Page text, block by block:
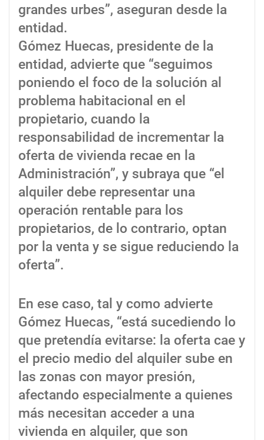
grandes urbes”, aseguran desde la
entidad.
Gómez Huecas, presidente de la
entidad, advierte que “seguimos
poniendo el foco de la solución al
problema habitacional en el
propietario, cuando la
responsabilidad de incrementar la
oferta de vivienda recae en la
Administración”, y subraya que “el
alquiler debe representar una
operación rentable para los
propietarios, de lo contrario, optan
por la venta y se sigue reduciendo la
oferta”.
En ese caso, tal y como advierte
Gómez Huecas, “está sucediendo lo
que pretendía evitarse: la oferta cae y
el precio medio del alquiler sube en
las zonas con mayor presión,
afectando especialmente a quienes
más necesitan acceder a una
vivienda en alquiler, que son